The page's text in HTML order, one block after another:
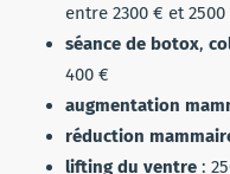
entre 2300 € et 2500
séance de botox,
400 €
augmentation
réduction
lifting du ventre :